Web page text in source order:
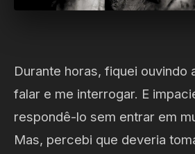
Durante horas, fiquei ouvindo
falar e me interrogar. E
respondê-lo sem entrar em
Mas, percebi que deveria